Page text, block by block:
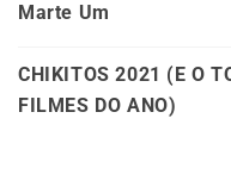
Marte Um
CHIKITOS 2021 (E O
FILMES DO ANO)